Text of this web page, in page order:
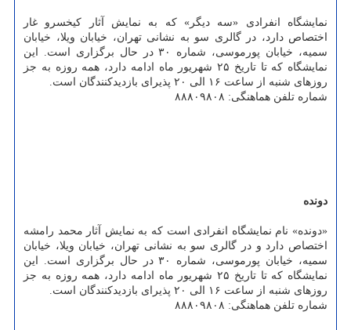
نمایشگاه انفرادی «سه دیگر» که به نمایش آثار کیخسرو غار
اختصاص دارد، در گالری سو به نشانی تهران، خیابان ویلا، خیابان
سمیه، خیابان پورموسی، شماره ۳۰ در حال برگزاری است. این
نمایشگاه که تا تاریخ ۲۵ شهریور ماه ادامه دارد، همه روزه به جز
روزهای شنبه از ساعت ۱۶ الی ۲۰ پذیرای بازدیدکنندگان است.
شماره تلفن هماهنگی: ۸۸۸۰۹۸۰۸
دونده
«دونده» نام نمایشگاه انفرادی است که به نمایش آثار محمد رامشه
اختصاص دارد و در گالری سو به نشانی تهران، خیابان ویلا، خیابان
سمیه، خیابان پورموسی، شماره ۳۰ در حال برگزاری است. این
نمایشگاه که تا تاریخ ۲۵ شهریور ماه ادامه دارد، همه روزه به جز
روزهای شنبه از ساعت ۱۶ الی ۲۰ پذیرای بازدیدکنندگان است.
شماره تلفن هماهنگی: ۸۸۸۰۹۸۰۸